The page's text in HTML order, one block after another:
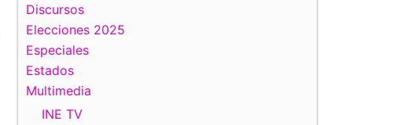
Discursos
Elecciones 2025
Especiales
Estados
Multimedia
INE TV